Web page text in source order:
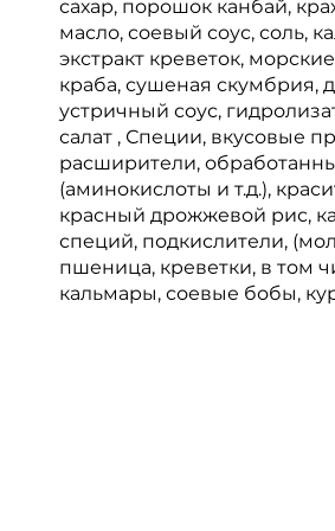
сахар, порошок канбай,
масло, соевый соус, соль,
экстракт креветок,
краба, сушеная скумбрия,
устричный соус,
салат , Специи, вкусовые
расширители,
(аминокислоты и т.д.),
красный дрожжевой рис,
специй, подкислители,
пшеница, креветки, в том
кальмары, соевые бобы,